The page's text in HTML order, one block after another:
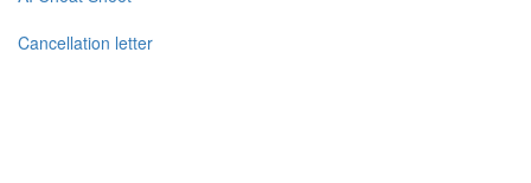
Cancellation letter